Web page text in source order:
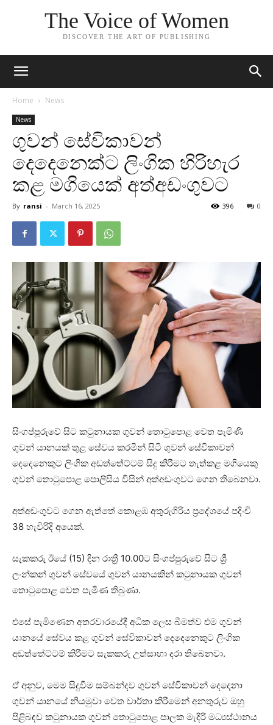
The Voice of Women
DISCOVER THE ART OF PUBLISHING
Home News
News
ගුවන් සේවිකාවන්
දෙදෙනෙක්ට ලිංගික හිරිහැර
කළ මගියෙක් අත්අඩංගුවට
By ransi - March 16, 2025 0
396
සිංගප්පූරුවේ සිට කටුනායක ගුවන් තොටුපොළ වෙත පැමිණි
ගුවන් යානයක් තුළ සේවය කරමින් සිටි ගුවන් සේවිකාවන්
දෙදෙනෙකුට ලිංගික අඩත්තේට්ටම් සිදු කිරීමට තැත්කළ මගියෙකු
ගුවන් තොටුපොළ පොලීසිය විසින් අත්අඩංගුවට ගෙන තිබෙනවා.
අත්අඩංගුවට ගෙන ඇත්තේ කොළඹ අතුරුගිරිය ප්‍රදේශයේ පදිංචි
38 හැවිරිදි අයෙක්.
සැකකරු ඊයේ (15) දින රාත්‍රී 10.00ට සිංගප්පුරුවේ සිට ශ්‍රී
ලංන්කන් ගුවන් සේවයේ ගුවන් යානයකින් කටුනායක ගුවන්
තොටුපොළ වෙත පැමිණ තිබුණා.
එසේ පැමිණෙන අතරවාරයේදී අධික ලෙස බීමත්ව එම ගුවන්
යානයේ සේවය කළ ගුවන් සේවිකාවන් දෙදෙනෙකුට ලිංගික
අඩත්තේට්ටම් කිරීමට සැකකරු උත්සාහා දරා තිබෙනවා.
ඒ අනුව, මෙම සිදුවීම සම්බන්දව ගුවන් සේවිකාවන් දෙදෙනා
ගුවන් යානයේ නියමුවා වෙත වාර්තා කිරීමෙන් අනතුරුව ඔහු
පිළිබඳව කටුනායක ගුවන් තොටුපොළ පාලක මැදිරි මධ්‍යස්ථානය